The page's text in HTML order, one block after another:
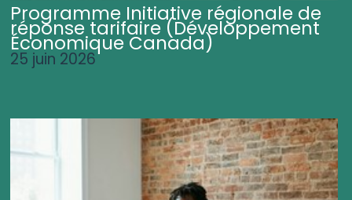
Programme Initiative régionale de
réponse tarifaire (Développement
Économique Canada)
25 juin 2026